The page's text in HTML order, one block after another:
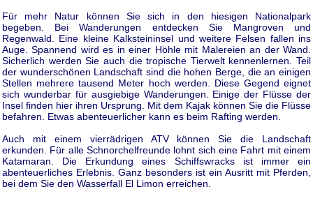
Für mehr Natur können Sie sich in den hiesigen Nationalpark
begeben. Bei Wanderungen entdecken Sie Mangroven und
Regenwald. Eine kleine Kalksteininsel und weitere Felsen fallen ins
Auge. Spannend wird es in einer Höhle mit Malereien an der Wand.
Sicherlich werden Sie auch die tropische Tierwelt kennenlernen. Teil
der wunderschönen Landschaft sind die hohen Berge, die an einigen
Stellen mehrere tausend Meter hoch werden. Diese Gegend eignet
sich wunderbar für ausgiebige Wanderungen. Einige der Flüsse der
Insel finden hier ihren Ursprung. Mit dem Kajak können Sie die Flüsse
befahren. Etwas abenteuerlicher kann es beim Rafting werden.
Auch mit einem vierrädrigen ATV können Sie die Landschaft
erkunden. Für alle Schnorchelfreunde lohnt sich eine Fahrt mit einem
Katamaran. Die Erkundung eines Schiffswracks ist immer ein
abenteuerliches Erlebnis. Ganz besonders ist ein Ausritt mit Pferden,
bei dem Sie den Wasserfall El Limon erreichen.